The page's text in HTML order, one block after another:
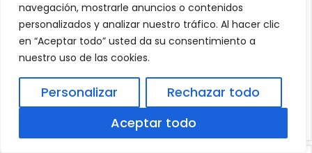
navegación, mostrarle anuncios o contenidos
personalizados y analizar nuestro tráfico. Al hacer clic
en “Aceptar todo” usted da su consentimiento a
nuestro uso de las cookies.
Personalizar
Rechazar todo
Aceptar todo
Escuelas de Diseño Industrial en
México
Procedimiento para dar de baja a
un alumno